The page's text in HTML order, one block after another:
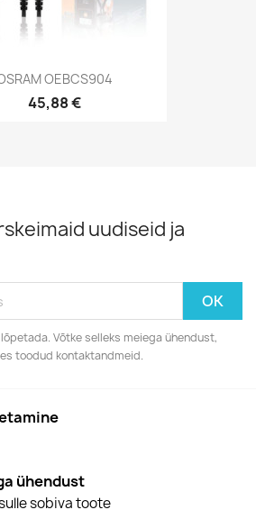
OEBCS904
45,88 €
uudiseid ja
Võtke selleks meiega ühendust,
toodud kontaktandmeid.
ühendust
sobiva toote